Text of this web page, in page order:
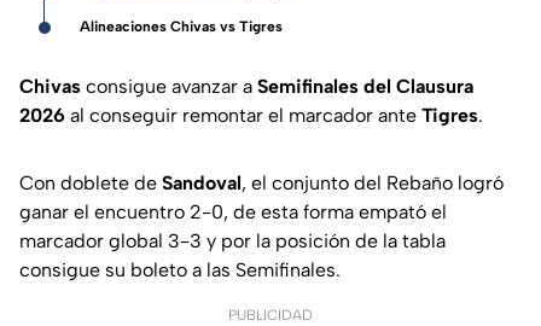
Alineaciones Chivas vs Tigres
Chivas consigue avanzar a Semifinales del Clausura
2026 al conseguir remontar el marcador ante Tigres.
Con doblete de Sandoval, el conjunto del Rebaño logró
ganar el encuentro 2-0, de esta forma empató el
marcador global 3-3 y por la posición de la tabla
consigue su boleto a las Semifinales.
PUBLICIDAD